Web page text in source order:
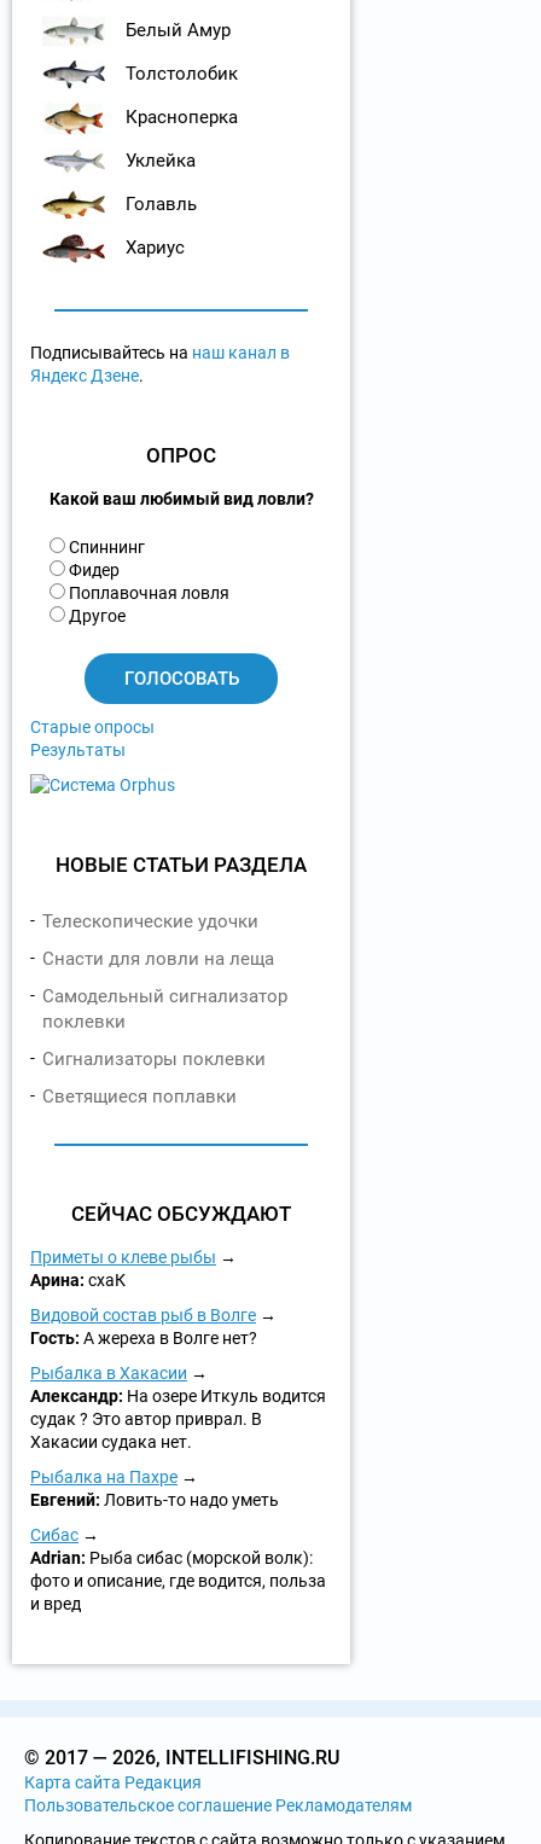
Белый Амур
Толстолобик
Красноперка
Уклейка
Голавль
Хариус
Подписывайтесь на наш канал в
Яндекс Дзене.
ОПРОС
Какой ваш любимый вид ловли?
В
а
р
и
Спиннинг
Фидер
Поплавочная ловля
Другое
Старые опросы
Результаты
НОВЫЕ СТАТЬИ РАЗДЕЛА
Телескопические удочки
Снасти для ловли на леща
Самодельный сигнализатор
поклевки
Сигнализаторы поклевки
Светящиеся поплавки
СЕЙЧАС ОБСУЖДАЮТ
Приметы о клеве рыбы
Арина: схаК
Видовой состав рыб в Волге
Гость: А жереха в Волге нет?
Рыбалка в Хакасии
Александр: На озере Иткуль водится
судак ? Это автор приврал. В
Хакасии судака нет.
Рыбалка на Пахре
Евгений: Ловить-то надо уметь
Сибас
Adrian: Рыба сибас (морской волк):
фото и описание, где водится, польза
и вред
© 2017 — 2026, INTELLIFISHING.RU
Карта сайта Редакция
Пользовательское соглашение Рекламодателям